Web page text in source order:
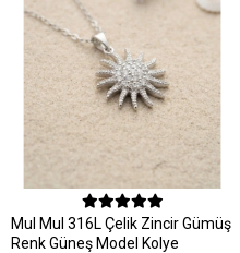
MuI MuI 316L Çelik Zincir Gümüş
Renk Güneş Model Kolye